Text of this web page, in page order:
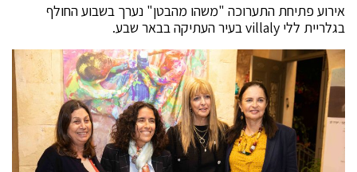
אירוע פתיחת התערוכה "משהו מהבטן" נערך בשבוע החולף
בגלריית ללי villaly בעיר העתיקה בבאר שבע.